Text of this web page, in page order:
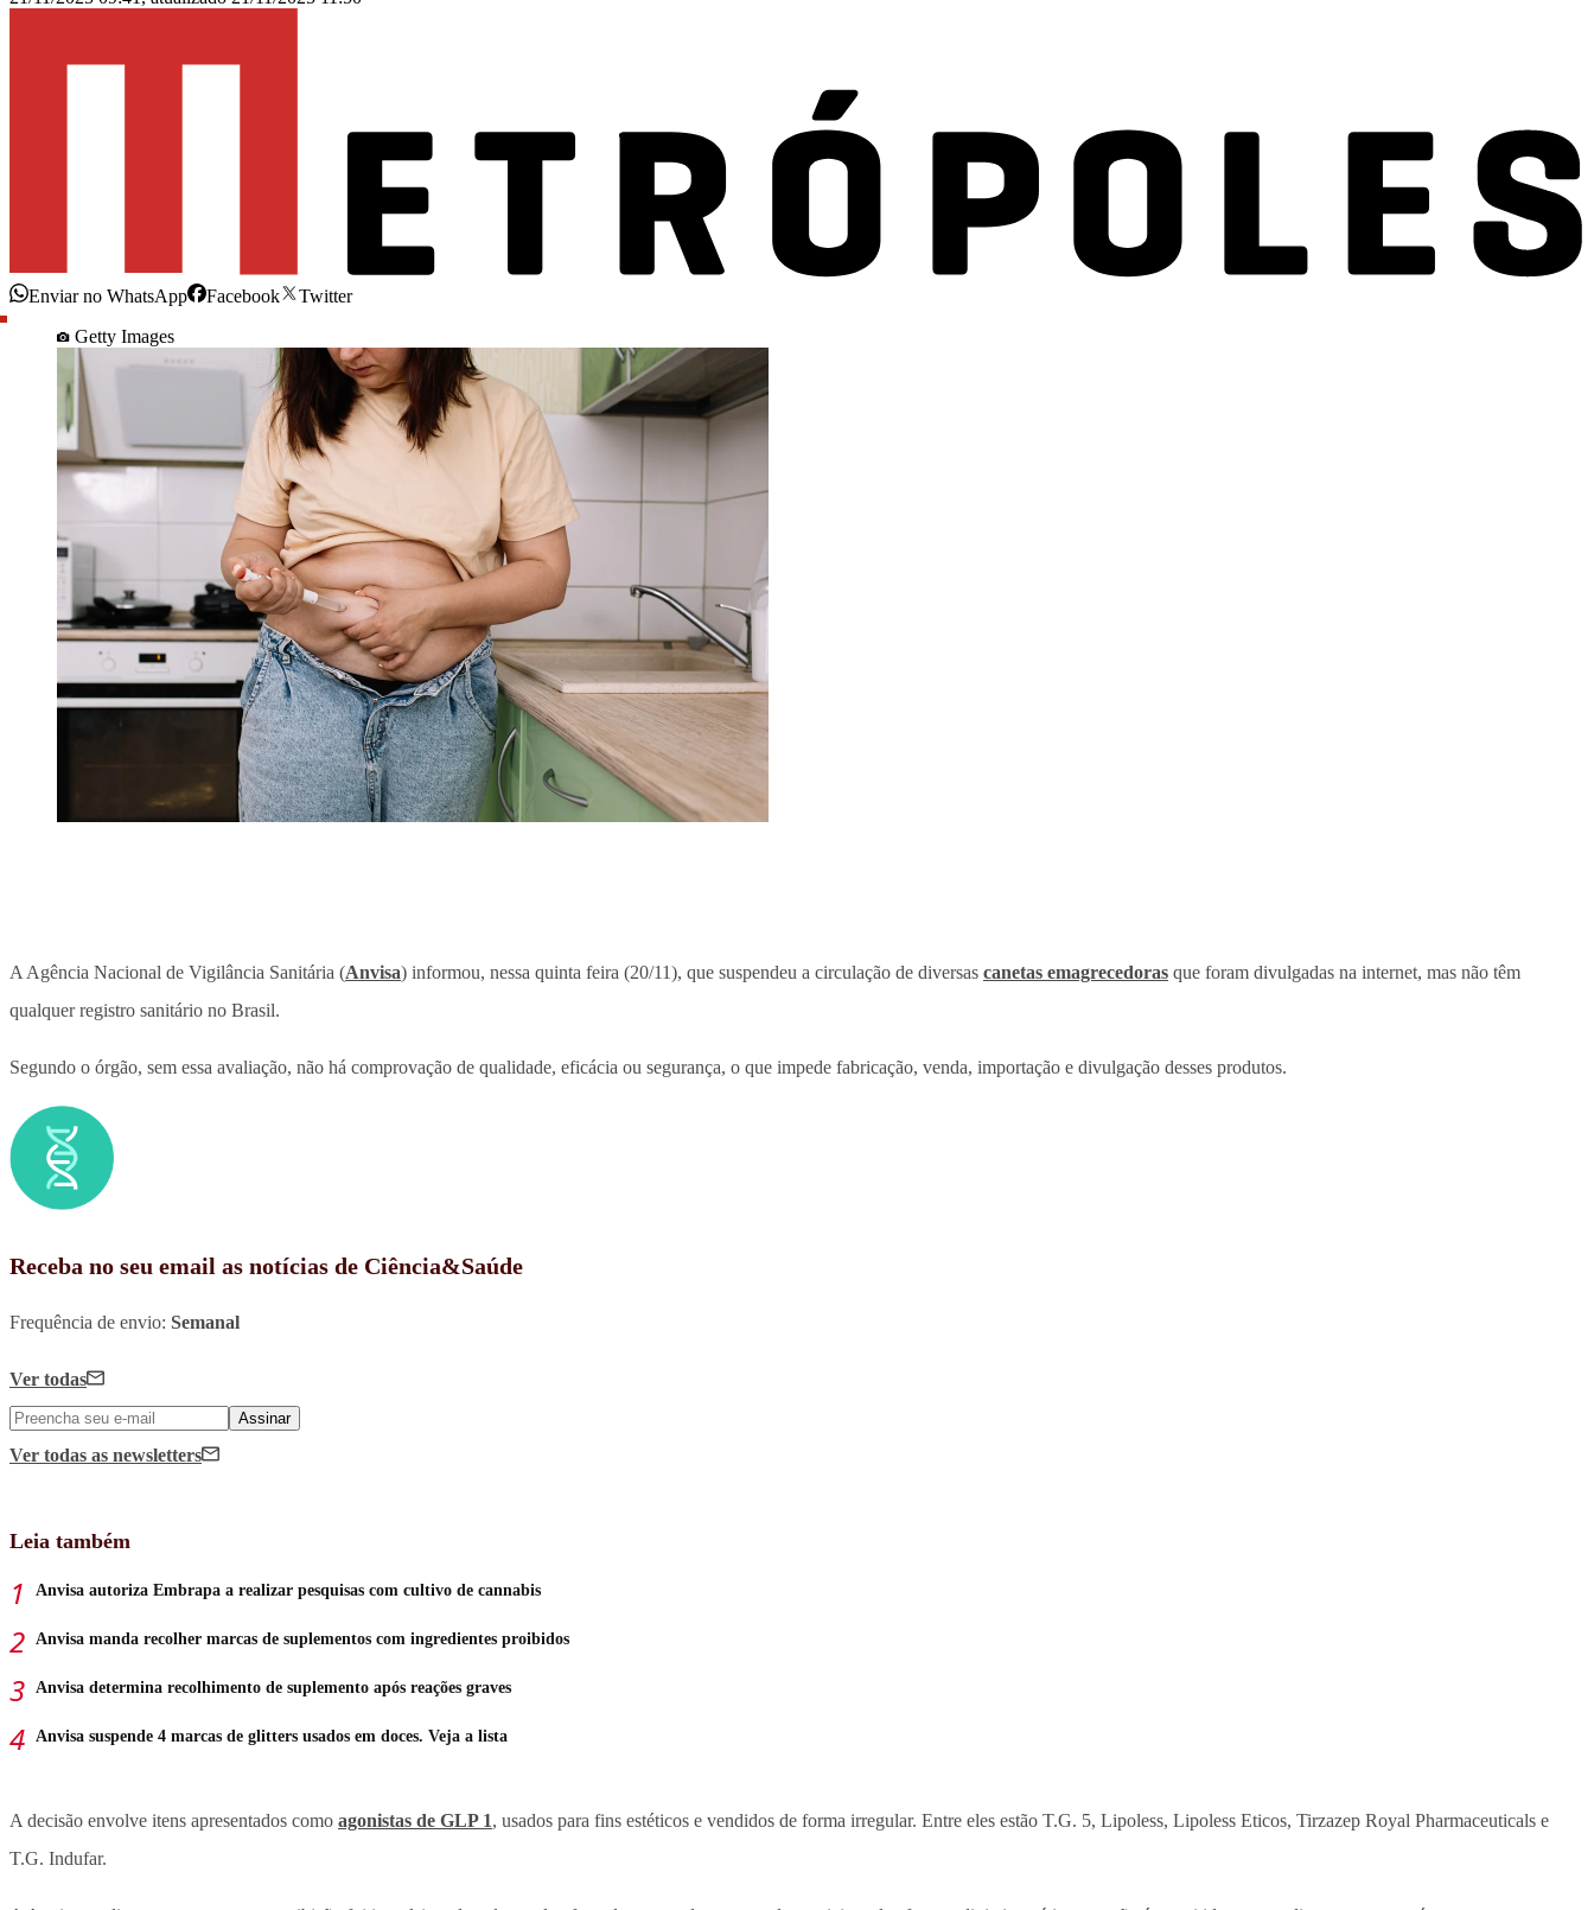
Enviar no WhatsApp Facebook
Twitter
Getty Images
A Agência Nacional de Vigilância Sanitária (Anvisa) informou, nessa quinta feira (20/11), que suspendeu a circulação de diversas canetas emagrecedoras que foram divulgadas na internet, mas não têm
qualquer registro sanitário no Brasil.
Segundo o órgão, sem essa avaliação, não há comprovação de qualidade, eficácia ou segurança, o que impede fabricação, venda, importação e divulgação desses produtos.
Receba no seu email as notícias de Ciência&Saúde
Frequência de envio: Semanal
Ver todas
Assinar
Ver todas as newsletters
Leia também
Anvisa autoriza Embrapa a realizar pesquisas com cultivo de cannabis
Anvisa manda recolher marcas de suplementos com ingredientes proibidos
Anvisa determina recolhimento de suplemento após reações graves
Anvisa suspende 4 marcas de glitters usados em doces. Veja a lista
A decisão envolve itens apresentados como agonistas de GLP 1, usados para fins estéticos e vendidos de forma irregular. Entre eles estão T.G. 5, Lipoless, Lipoless Eticos, Tirzazep Royal Pharmaceuticals e
T.G. Indufar.